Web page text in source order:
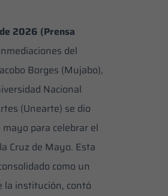
2026 (Prensa
del
Borges (Mujabo),
Nacional
(Unearte) se dio
para celebrar el
Cruz de Mayo. Esta
como un
la institución, contó